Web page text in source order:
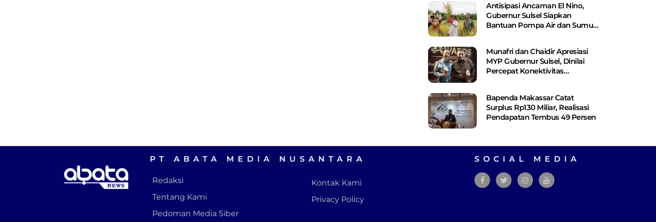
Antisipasi Ancaman El Nino,
Gubernur Sulsel Siapkan
Bantuan Pompa Air dan Sumur
Munafri dan Chaidir Apresiasi
MYP Gubernur Sulsel, Dinilai
Percepat Konektivitas
Bapenda Makassar Catat
Surplus Rp130 ​​Miliar, Realisasi
Pendapatan Tembus 49 Persen
PT ABATA MEDIA NUSANTARA
Redaksi
Tentang Kami
Pedoman Media Siber
Kontak Kami
Privacy Policy
SOCIAL MEDIA